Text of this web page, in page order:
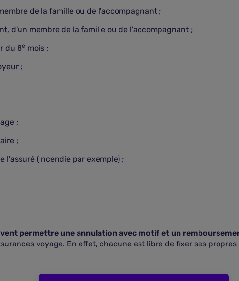
de la famille ou de l'accompagnant ;
d'un membre de la famille ou de l'accompagnant ;
du 8e mois ;
;
;
;
l'assuré (incendie par exemple) ;
permettre une annulation avec motif et un
voyage. En effet, chacune est libre de fixer ses